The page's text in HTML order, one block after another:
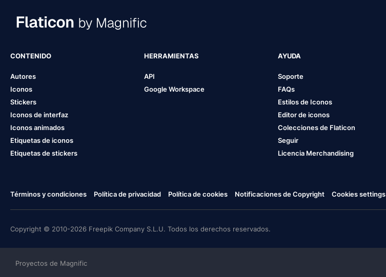
CONTENIDO
Autores
Iconos
Stickers
Iconos de interfaz
Iconos animados
Etiquetas de iconos
Etiquetas de stickers
HERRAMIENTAS
API
Google Workspace
AYUDA
Soporte
FAQs
Estilos de Iconos
Editor de iconos
Colecciones de Flaticon
Seguir
Licencia Merchandising
Términos y condiciones Política de privacidad Política de cookies Notificaciones de Copyright Cookies settings
Copyright © 2010-2026 Freepik Company S.L.U. Todos los derechos reservados.
Proyectos de Magnific